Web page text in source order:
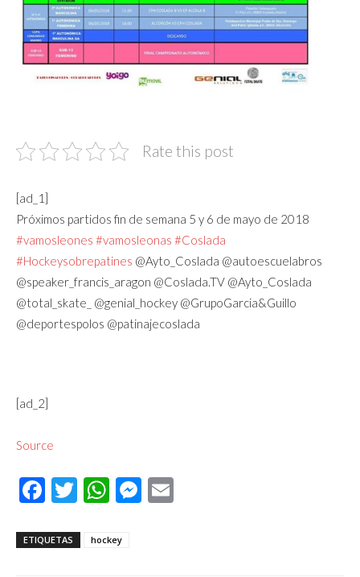
Rate this post
[ad_1]
Próximos partidos fin de semana 5 y 6 de mayo de 2018
#vamosleones #vamosleonas #Coslada
#Hockeysobrepatines @Ayto_Coslada @autoescuelabros
@speaker_francis_aragon @Coslada.TV @Ayto_Coslada
@total_skate_ @genial_hockey @GrupoGarcia&Guillo
@deportespolos @patinajecoslada
[ad_2]
Source
Facebook
Twitter
WhatsApp
Messenger
ETIQUETAS hockey